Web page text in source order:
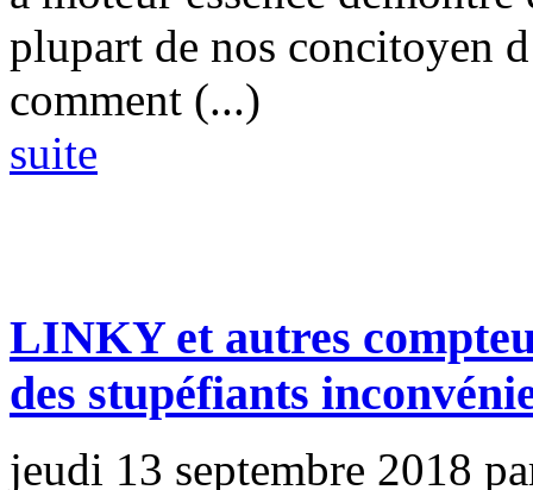
plupart de nos concitoyen
comment (...)
suite
LINKY et autres
des stupéfiants
jeudi 13 septembre 2018